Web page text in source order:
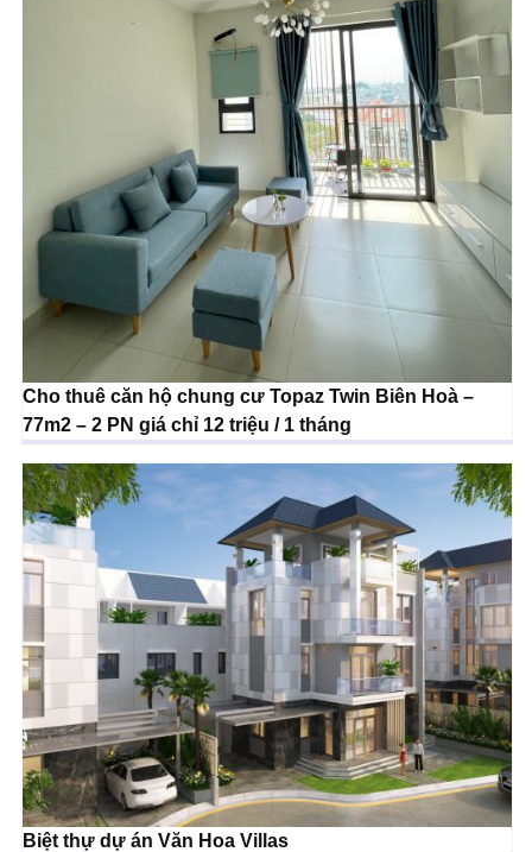
Cho thuê căn hộ chung cư Topaz Twin Biên Hoà –
77m2 – 2 PN giá chỉ 12 triệu / 1 tháng
Biệt thự dự án Văn Hoa Villas